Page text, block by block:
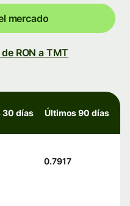
mercado
RON a TMT
30 días Últimos 90 días
0.7917